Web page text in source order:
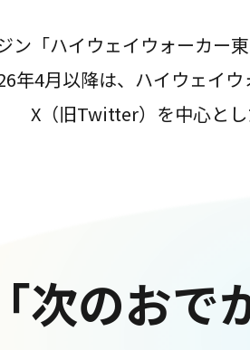
ン「ハイウェイウォーカー
年4月以降は、ハイウェイ
X（旧Twitter）を中心と
「次のおで